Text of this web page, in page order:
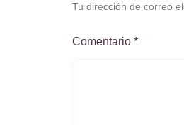
Tu dirección de correo
Comentario *